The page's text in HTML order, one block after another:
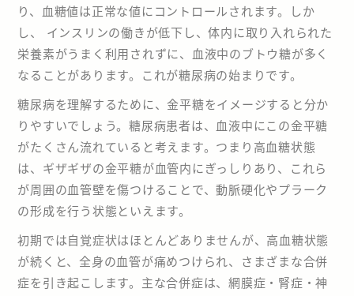
り、血糖値は正常な値にコントロールされます。しか
し、 インスリンの働きが低下し、体内に取り入れられた
栄養素がうまく利用されずに、血液中のブトウ糖が多く
なることがあります。これが糖尿病の始まりです。
糖尿病を理解するために、金平糖をイメージすると分か
りやすいでしょう。糖尿病患者は、血液中にこの金平糖
がたくさん流れていると考えます。つまり高血糖状態
は、ギザギザの金平糖が血管内にぎっしりあり、これら
が周囲の血管壁を傷つけることで、動脈硬化やプラーク
の形成を行う状態といえます。
初期では自覚症状はほとんどありませんが、高血糖状態
が続くと、全身の血管が痛めつけられ、さまざまな合併
症を引き起こします。主な合併症は、網膜症・腎症・神